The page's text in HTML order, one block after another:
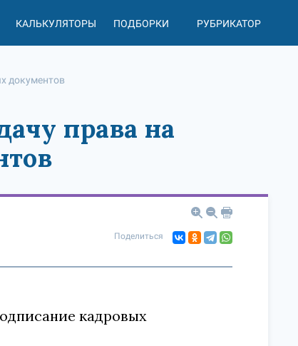
КАЛЬКУЛЯТОРЫ ПОДБОРКИ РУБРИКАТОР
документов
права на
Поделиться
кадровых